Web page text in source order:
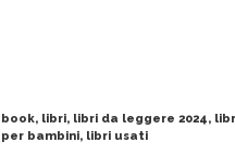
book, libri, libri da leggere 2024,
per bambini, libri usati